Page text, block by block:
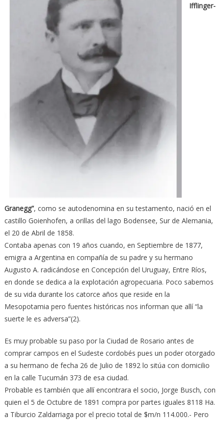
Ifflinger-
Granegg”, como se autodenomina en su testamento, nació en el
castillo Goienhofen, a orillas del lago Bodensee, Sur de Alemania,
el 20 de Abril de 1858.
Contaba apenas con 19 años cuando, en Septiembre de 1877,
emigra a Argentina en compañía de su padre y su hermano
Augusto A. radicándose en Concepción del Uruguay, Entre Ríos,
en donde se dedica a la explotación agropecuaria. Poco sabemos
de su vida durante los catorce años que reside en la
Mesopotamia pero fuentes históricas nos informan que allí “la
suerte le es adversa”(2).
Es muy probable su paso por la Ciudad de Rosario antes de
comprar campos en el Sudeste cordobés pues un poder otorgado
a su hermano de fecha 26 de Julio de 1892 lo sitúa con domicilio
en la calle Tucumán 373 de esa ciudad.
Probable es también que allí encontrara el socio, Jorge Busch, con
quien el 5 de Octubre de 1891 compra por partes iguales 8118 Ha.
a Tiburcio Zaldarriaga por el precio total de $m/n 114.000.- Pero